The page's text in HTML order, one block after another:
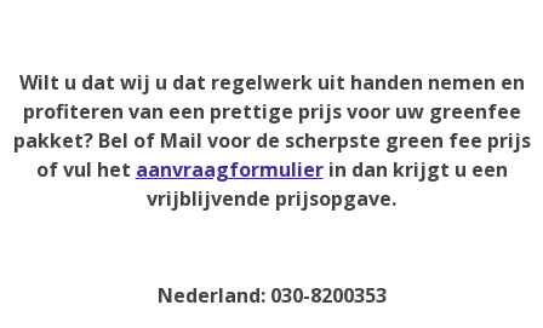
Wilt u dat wij u dat regelwerk uit handen nemen en
profiteren van een prettige prijs voor uw greenfee
pakket? Bel of Mail voor de scherpste green fee prijs
of vul het aanvraagformulier in dan krijgt u een
vrijblijvende prijsopgave.
Nederland: 030-8200353